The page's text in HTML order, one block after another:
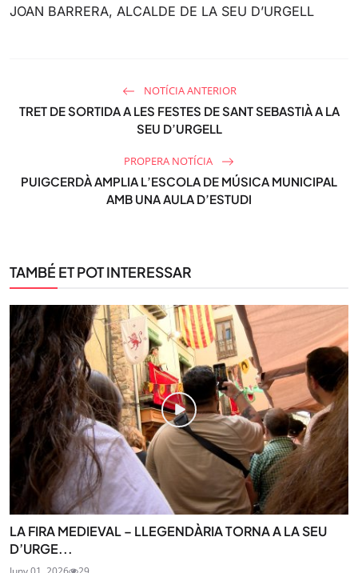
JOAN BARRERA, ALCALDE DE LA SEU D’URGELL
NOTÍCIA ANTERIOR
TRET DE SORTIDA A LES FESTES DE SANT SEBASTIÀ A LA
SEU D’URGELL
PROPERA NOTÍCIA
PUIGCERDÀ AMPLIA L’ESCOLA DE MÚSICA MUNICIPAL
AMB UNA AULA D’ESTUDI
TAMBÉ ET POT INTERESSAR
LA FIRA MEDIEVAL – LLEGENDÀRIA TORNA A LA SEU
D’URGE...